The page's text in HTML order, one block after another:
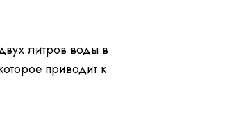
литров воды в
приводит к